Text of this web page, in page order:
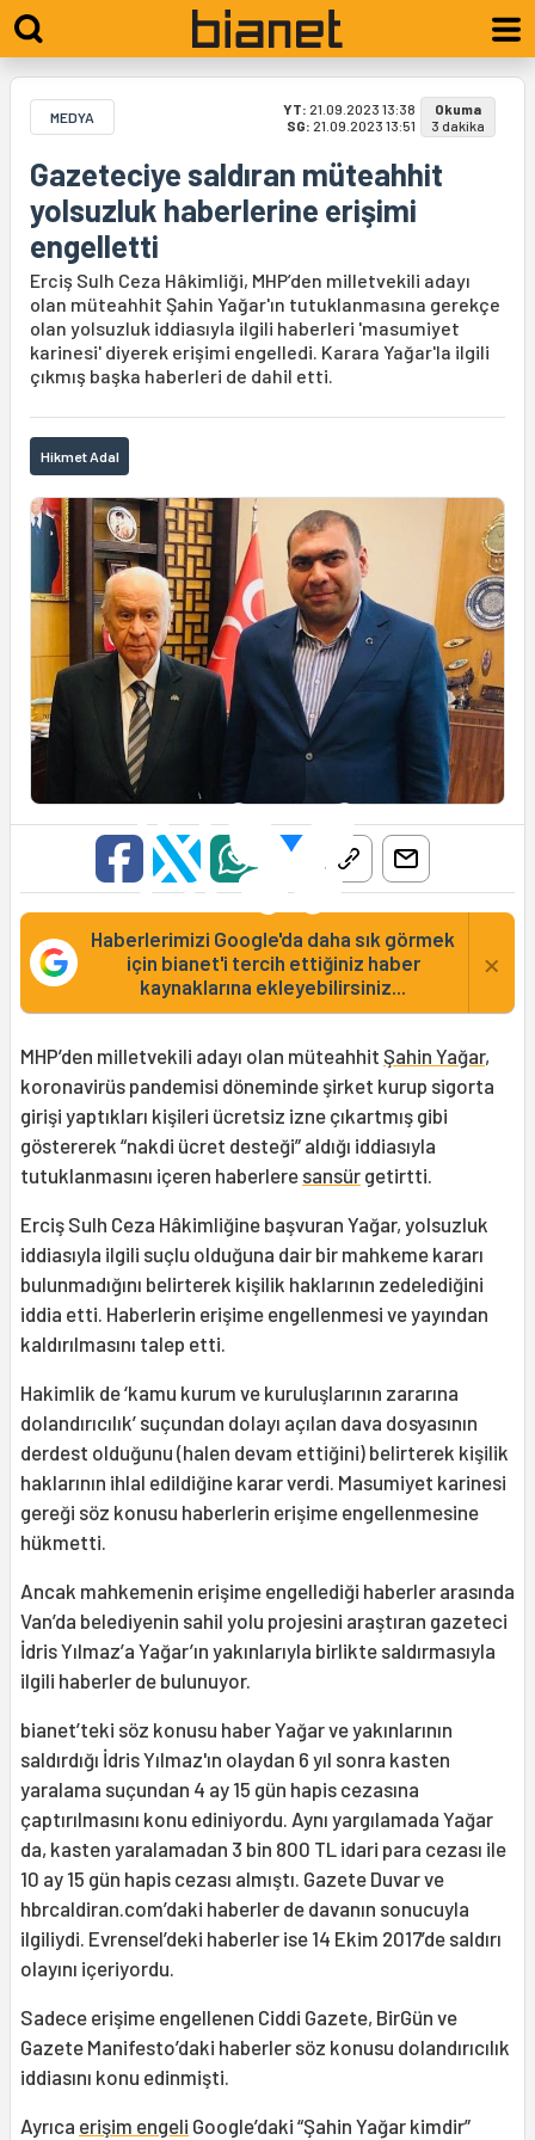
MEDYA YT: 21.09.2023 13:38
SG: 21.09.2023 13:51
Okuma
3 dakika
Gazeteciye saldıran müteahhit
yolsuzluk haberlerine erişimi
engelletti
Erciş Sulh Ceza Hâkimliği, MHP’den milletvekili adayı
olan müteahhit Şahin Yağar'ın tutuklanmasına gerekçe
olan yolsuzluk iddiasıyla ilgili haberleri 'masumiyet
karinesi' diyerek erişimi engelledi. Karara Yağar'la ilgili
çıkmış başka haberleri de dahil etti.
Hikmet Adal
Haberlerimizi Google'da daha sık görmek
için bianet'i tercih ettiğiniz haber
kaynaklarına ekleyebilirsiniz...
×
MHP’den milletvekili adayı olan müteahhit Şahin Yağar,
koronavirüs pandemisi döneminde şirket kurup sigorta
girişi yaptıkları kişileri ücretsiz izne çıkartmış gibi
göstererek “nakdi ücret desteği” aldığı iddiasıyla
tutuklanmasını içeren haberlere sansür getirtti.
Erciş Sulh Ceza Hâkimliğine başvuran Yağar, yolsuzluk
iddiasıyla ilgili suçlu olduğuna dair bir mahkeme kararı
bulunmadığını belirterek kişilik haklarının zedelediğini
iddia etti. Haberlerin erişime engellenmesi ve yayından
kaldırılmasını talep etti.
Hakimlik de ‘kamu kurum ve kuruluşlarının zararına
dolandırıcılık’ suçundan dolayı açılan dava dosyasının
derdest olduğunu (halen devam ettiğini) belirterek kişilik
haklarının ihlal edildiğine karar verdi. Masumiyet karinesi
gereği söz konusu haberlerin erişime engellenmesine
hükmetti.
Ancak mahkemenin erişime engellediği haberler arasında
Van’da belediyenin sahil yolu projesini araştıran gazeteci
İdris Yılmaz’a Yağar’ın yakınlarıyla birlikte saldırmasıyla
ilgili haberler de bulunuyor.
bianet’teki söz konusu haber Yağar ve yakınlarının
saldırdığı İdris Yılmaz'ın olaydan 6 yıl sonra kasten
yaralama suçundan 4 ay 15 gün hapis cezasına
çaptırılmasını konu ediniyordu. Aynı yargılamada Yağar
da, kasten yaralamadan 3 bin 800 TL idari para cezası ile
10 ay 15 gün hapis cezası almıştı. Gazete Duvar ve
hbrcaldiran.com’daki haberler de davanın sonucuyla
ilgiliydi. Evrensel’deki haberler ise 14 Ekim 2017’de saldırı
olayını içeriyordu.
Sadece erişime engellenen Ciddi Gazete, BirGün ve
Gazete Manifesto’daki haberler söz konusu dolandırıcılık
iddiasını konu edinmişti.
Ayrıca erişim engeli Google’daki “Şahin Yağar kimdir”